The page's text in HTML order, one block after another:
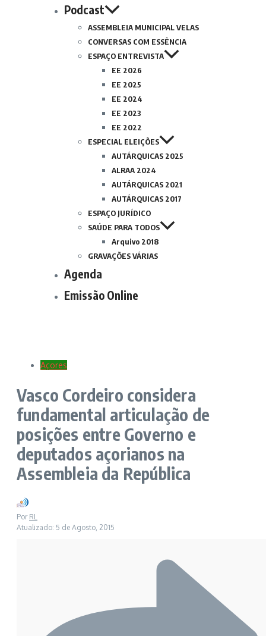
Podcast
ASSEMBLEIA MUNICIPAL VELAS
CONVERSAS COM ESSÊNCIA
ESPAÇO ENTREVISTA
EE 2026
EE 2025
EE 2024
EE 2023
EE 2022
ESPECIAL ELEIÇÕES
AUTÁRQUICAS 2025
ALRAA 2024
AUTÁRQUICAS 2021
AUTÁRQUICAS 2017
ESPAÇO JURÍDICO
SAÚDE PARA TODOS
Arquivo 2018
GRAVAÇÕES VÁRIAS
Agenda
Emissão Online
Açores
Vasco Cordeiro considera
fundamental articulação de
posições entre Governo e
deputados açorianos na
Assembleia da República
Por RL
Atualizado: 5 de Agosto, 2015